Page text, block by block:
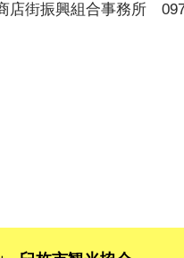
街振興組合事務所